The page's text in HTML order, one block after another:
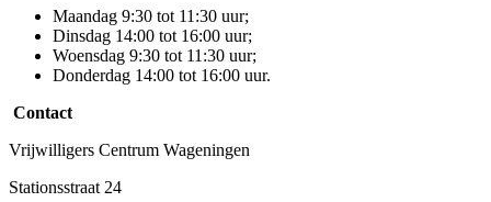
Maandag 9:30 tot 11:30 uur;
Dinsdag 14:00 tot 16:00 uur;
Woensdag 9:30 tot 11:30 uur;
Donderdag 14:00 tot 16:00 uur.
Contact
Vrijwilligers Centrum Wageningen
Stationsstraat 24